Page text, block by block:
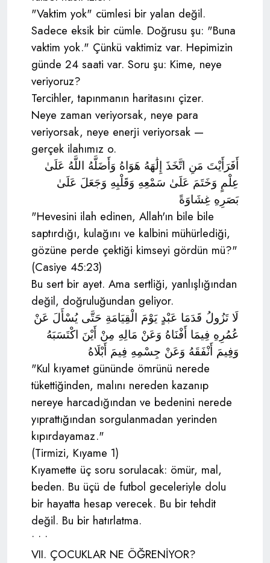
"Vaktim yok" cümlesi bir yalan değil.
Sadece eksik bir cümle. Doğrusu şu: "Buna
vaktim yok." Çünkü vaktimiz var. Hepimizin
günde 24 saati var. Soru şu: Kime, neye
veriyoruz?
Tercihler, tapınmanın haritasını çizer.
Neye zaman veriyorsak, neye para
veriyorsak, neye enerji veriyorsak —
gerçek ilahımız o.
أَفَرَأَيْتَ مَنِ اتَّخَذَ إِلَٰهَهُ هَوَاهُ وَأَضَلَّهُ اللَّهُ عَلَىٰ
عِلْمٍ وَخَتَمَ عَلَىٰ سَمْعِهِ وَقَلْبِهِ وَجَعَلَ عَلَىٰ
بَصَرِهِ غِشَاوَةً
"Hevesini ilah edinen, Allah'ın bile bile
saptırdığı, kulağını ve kalbini mühürlediği,
gözüne perde çektiği kimseyi gördün mü?"
(Casiye 45:23)
Bu sert bir ayet. Ama sertliği, yanlışlığından
değil, doğruluğundan geliyor.
لَا تَزُولُ قَدَمَا عَبْدٍ يَوْمَ الْقِيَامَةِ حَتَّى يُسْأَلَ عَنْ
عُمُرِهِ فِيمَا أَفْنَاهُ وَعَنْ مَالِهِ مِنْ أَيْنَ اكْتَسَبَهُ
وَفِيمَ أَنْفَقَهُ وَعَنْ جِسْمِهِ فِيمَ أَبْلَاهُ
"Kul kıyamet gününde ömrünü nerede
tükettiğinden, malını nereden kazanıp
nereye harcadığından ve bedenini nerede
yıprattığından sorgulanmadan yerinden
kıpırdayamaz."
(Tirmizi, Kıyame 1)
Kıyamette üç soru sorulacak: ömür, mal,
beden. Bu üçü de futbol geceleriyle dolu
bir hayatta hesap verecek. Bu bir tehdit
değil. Bu bir hatırlatma.
• • •
VII. ÇOCUKLAR NE ÖĞRENİYOR?